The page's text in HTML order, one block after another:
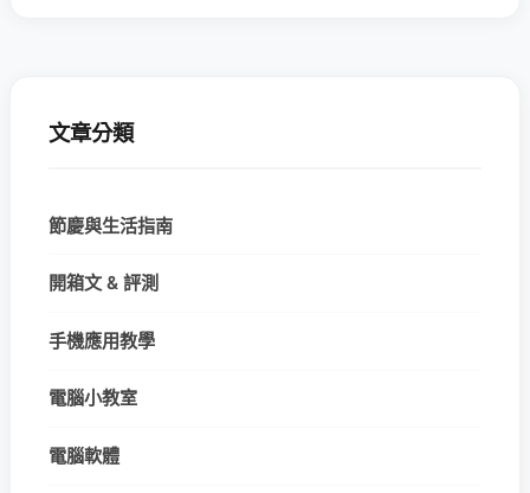
文章分類
節慶與生活指南
開箱文 & 評測
手機應用教學
電腦小教室
電腦軟體